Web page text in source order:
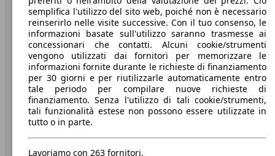
Società
A proposito di AutoScout24
Stampa
Media
Condizioni generali
Informazioni
Privacy
semplifica l'utilizzo del sito web, poiché non è necessario
reinserirlo nelle visite successive. Con il tuo consenso, le
informazioni basate sull'utilizzo saranno trasmesse ai
concessionari che contatti. Alcuni cookie/strumenti
vengono utilizzati dai fornitori per memorizzare le
informazioni fornite durante le richieste di finanziamento
per 30 giorni e per riutilizzarle automaticamente entro
tale periodo per compilare nuove richieste di
finanziamento. Senza l'utilizzo di tali cookie/strumenti,
tali funzionalità estese non possono essere utilizzate in
tutto o in parte.
Lavoriamo con 263 fornitori.